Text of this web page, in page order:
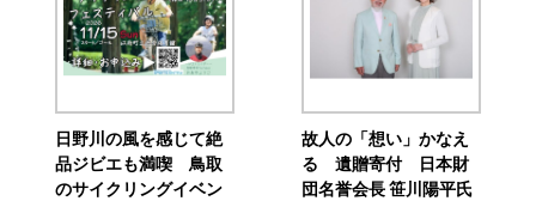
日野川の風を感じて絶
品ジビエも満喫 鳥取
のサイクリングイベン
故人の「想い」かなえ
る 遺贈寄付 日本財
団名誉会長 笹川陽平氏